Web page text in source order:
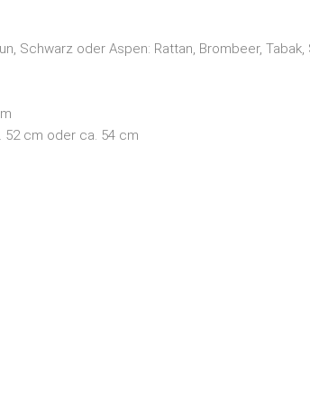
Schwarz oder Aspen: Rattan, Brombeer, Tabak,
52 cm oder ca. 54 cm